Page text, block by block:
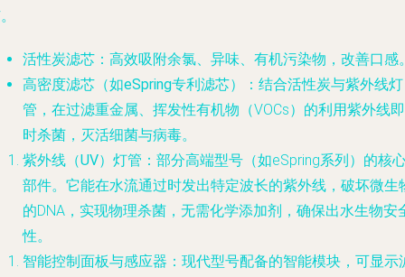
活性炭滤芯 ：高效吸附余氯、异味、有机污染物，改善口感
高密度滤芯（如eSpring专利滤芯）
：结合活性炭与紫外线灯
管，在过滤重金属、挥发性有机物（VOCs）的利用紫外线即
时杀菌，灭活细菌与病毒。
紫外线（UV）灯管 ：部分高端型号（如eSpring系列）的核
部件。它能在水流通过时发出特定波长的紫外线，破坏微生
的DNA，实现物理杀菌，无需化学添加剂，确保出水生物安
性。
智能控制面板与感应器 ：现代型号配备的智能模块，可显示